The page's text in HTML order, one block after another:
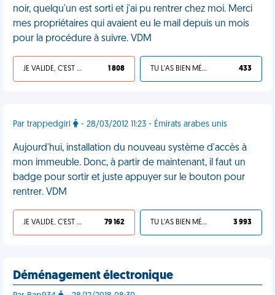
noir, quelqu'un est sorti et j'ai pu rentrer chez moi. Merci
mes propriétaires qui avaient eu le mail depuis un mois
pour la procédure à suivre. VDM
JE VALIDE, C'EST UNE VDM 1 808 TU L'AS BIEN MÉRITÉ 433
Par trappedgirl - 28/03/2012 11:23 - Émirats arabes unis
Aujourd'hui, installation du nouveau système d'accès à
mon immeuble. Donc, à partir de maintenant, il faut un
badge pour sortir et juste appuyer sur le bouton pour
rentrer. VDM
JE VALIDE, C'EST UNE VDM 79 162 TU L'AS BIEN MÉRITÉ 3 993
Déménagement électronique